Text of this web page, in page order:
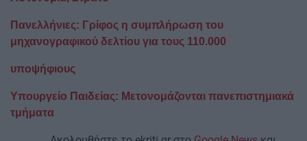
Πανελλήνιες: Γρίφος η συμπλήρωση του
μηχανογραφικού δελτίου για τους 110.000
υποψήφιους
Υπουργείο Παιδείας: Μετονομάζονται πανεπιστημιακά
τμήματα